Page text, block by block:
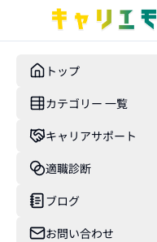
トップ
カテゴリー 一覧
キャリアサポート
適職診断
ブログ
お問い合わせ